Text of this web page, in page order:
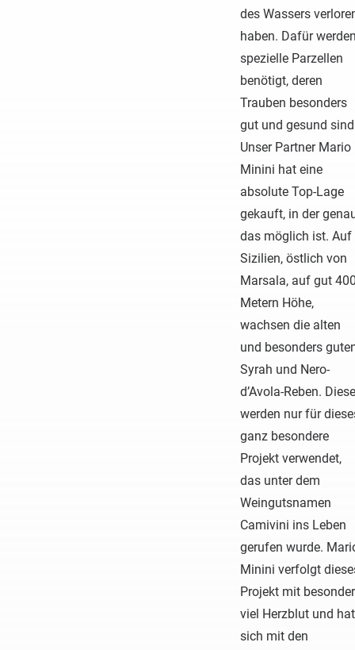
des Wassers
haben. Dafür
spezielle Parzellen
benötigt, deren
Trauben besonders
gut und gesund
Unser Partner Mario
Minini hat eine
absolute Top-Lage
gekauft, in der
das möglich ist. Auf
Sizilien, östlich von
Marsala, auf gut
Metern Höhe,
wachsen die alten
und besonders
Syrah und Nero-
d’Avola-Reben. Diese
werden nur für
ganz besondere
Projekt verwendet,
das unter dem
Weingutsnamen
Camivini ins Leben
gerufen wurde.
Minini verfolgt
Projekt mit
viel Herzblut und hat
sich mit den